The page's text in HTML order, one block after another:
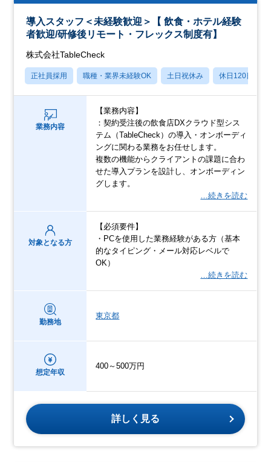
導入スタッフ＜未経験歓迎＞【 飲食・ホテル経験
者歓迎/研修後リモート・フレックス制度有】
株式会社TableCheck
正社員採用 職種・業界未経験OK 土日祝休み 休日120日以上
業務内容
【業務内容】
：契約受注後の飲食店DXクラウド型シス
テム（TableCheck）の導入・オンボーディ
ングに関わる業務をお任せします。
複数の機能からクライアントの課題に合わ
せた導入プランを設計し、オンボーディン
グします。
…続きを読む
対象となる方
【必須要件】
・PCを使用した業務経験がある方（基本
的なタイピング・メール対応レベルで
OK）
…続きを読む
勤務地
東京都
想定年収
400～500万円
詳しく見る